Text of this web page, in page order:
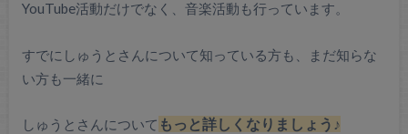
YouTube活動だけでなく、音楽活動も行っています。
すでにしゅうとさんについて知っている方も、まだ知らな
い方も一緒に
しゅうとさんについて もっと詳しくなりましょう♪